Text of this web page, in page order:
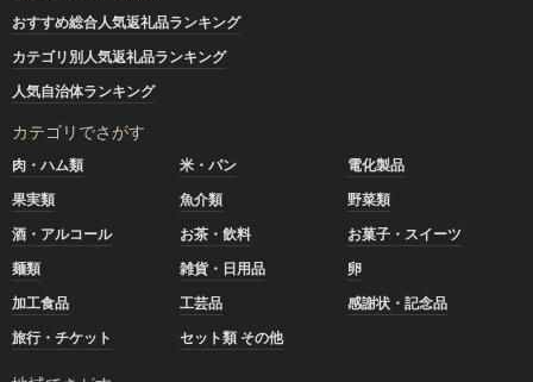
おすすめ総合人気返礼品ランキング
カテゴリ別人気返礼品ランキング
人気自治体ランキング
カテゴリでさがす
肉・ハム類 米・パン
電化製品
果実類
魚介類
野菜類
酒・アルコール
お茶・飲料
お菓子・スイーツ
麺類
雑貨・日用品
卵
加工食品
工芸品
感謝状・記念品
旅行・チケット
セット類 その他